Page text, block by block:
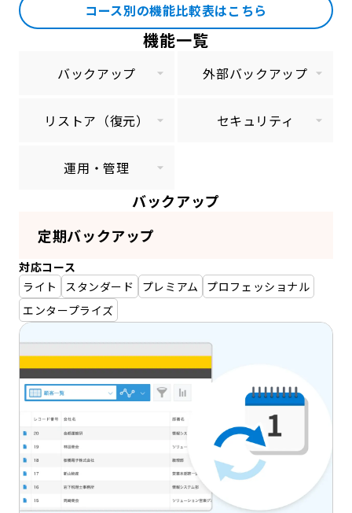
コース別の機能比較表はこちら
機能一覧
バックアップ 外部バックアップ
リストア（復元） セキュリティ
運用・管理
バックアップ
定期バックアップ
対応コース
ライト
スタンダード プレミアム
プロフェッショナル
エンタープライズ